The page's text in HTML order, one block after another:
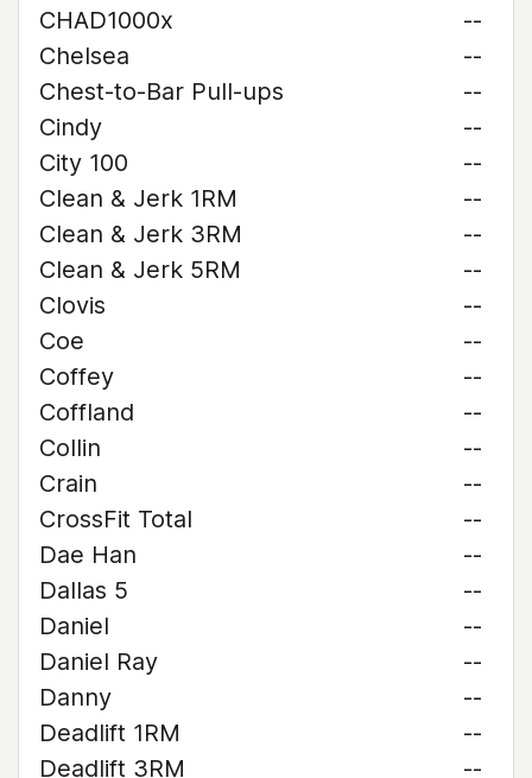
CHAD1000x
--
Chelsea
--
Chest-to-Bar Pull-ups
--
Cindy
--
City 100
--
Clean & Jerk 1RM
--
Clean & Jerk 3RM
--
Clean & Jerk 5RM
--
Clovis
--
Coe
--
Coffey
--
Coffland
--
Collin
--
Crain
--
CrossFit Total
--
Dae Han
--
Dallas 5
--
Daniel
--
Daniel Ray
--
Danny
--
Deadlift 1RM
--
Deadlift 3RM
--